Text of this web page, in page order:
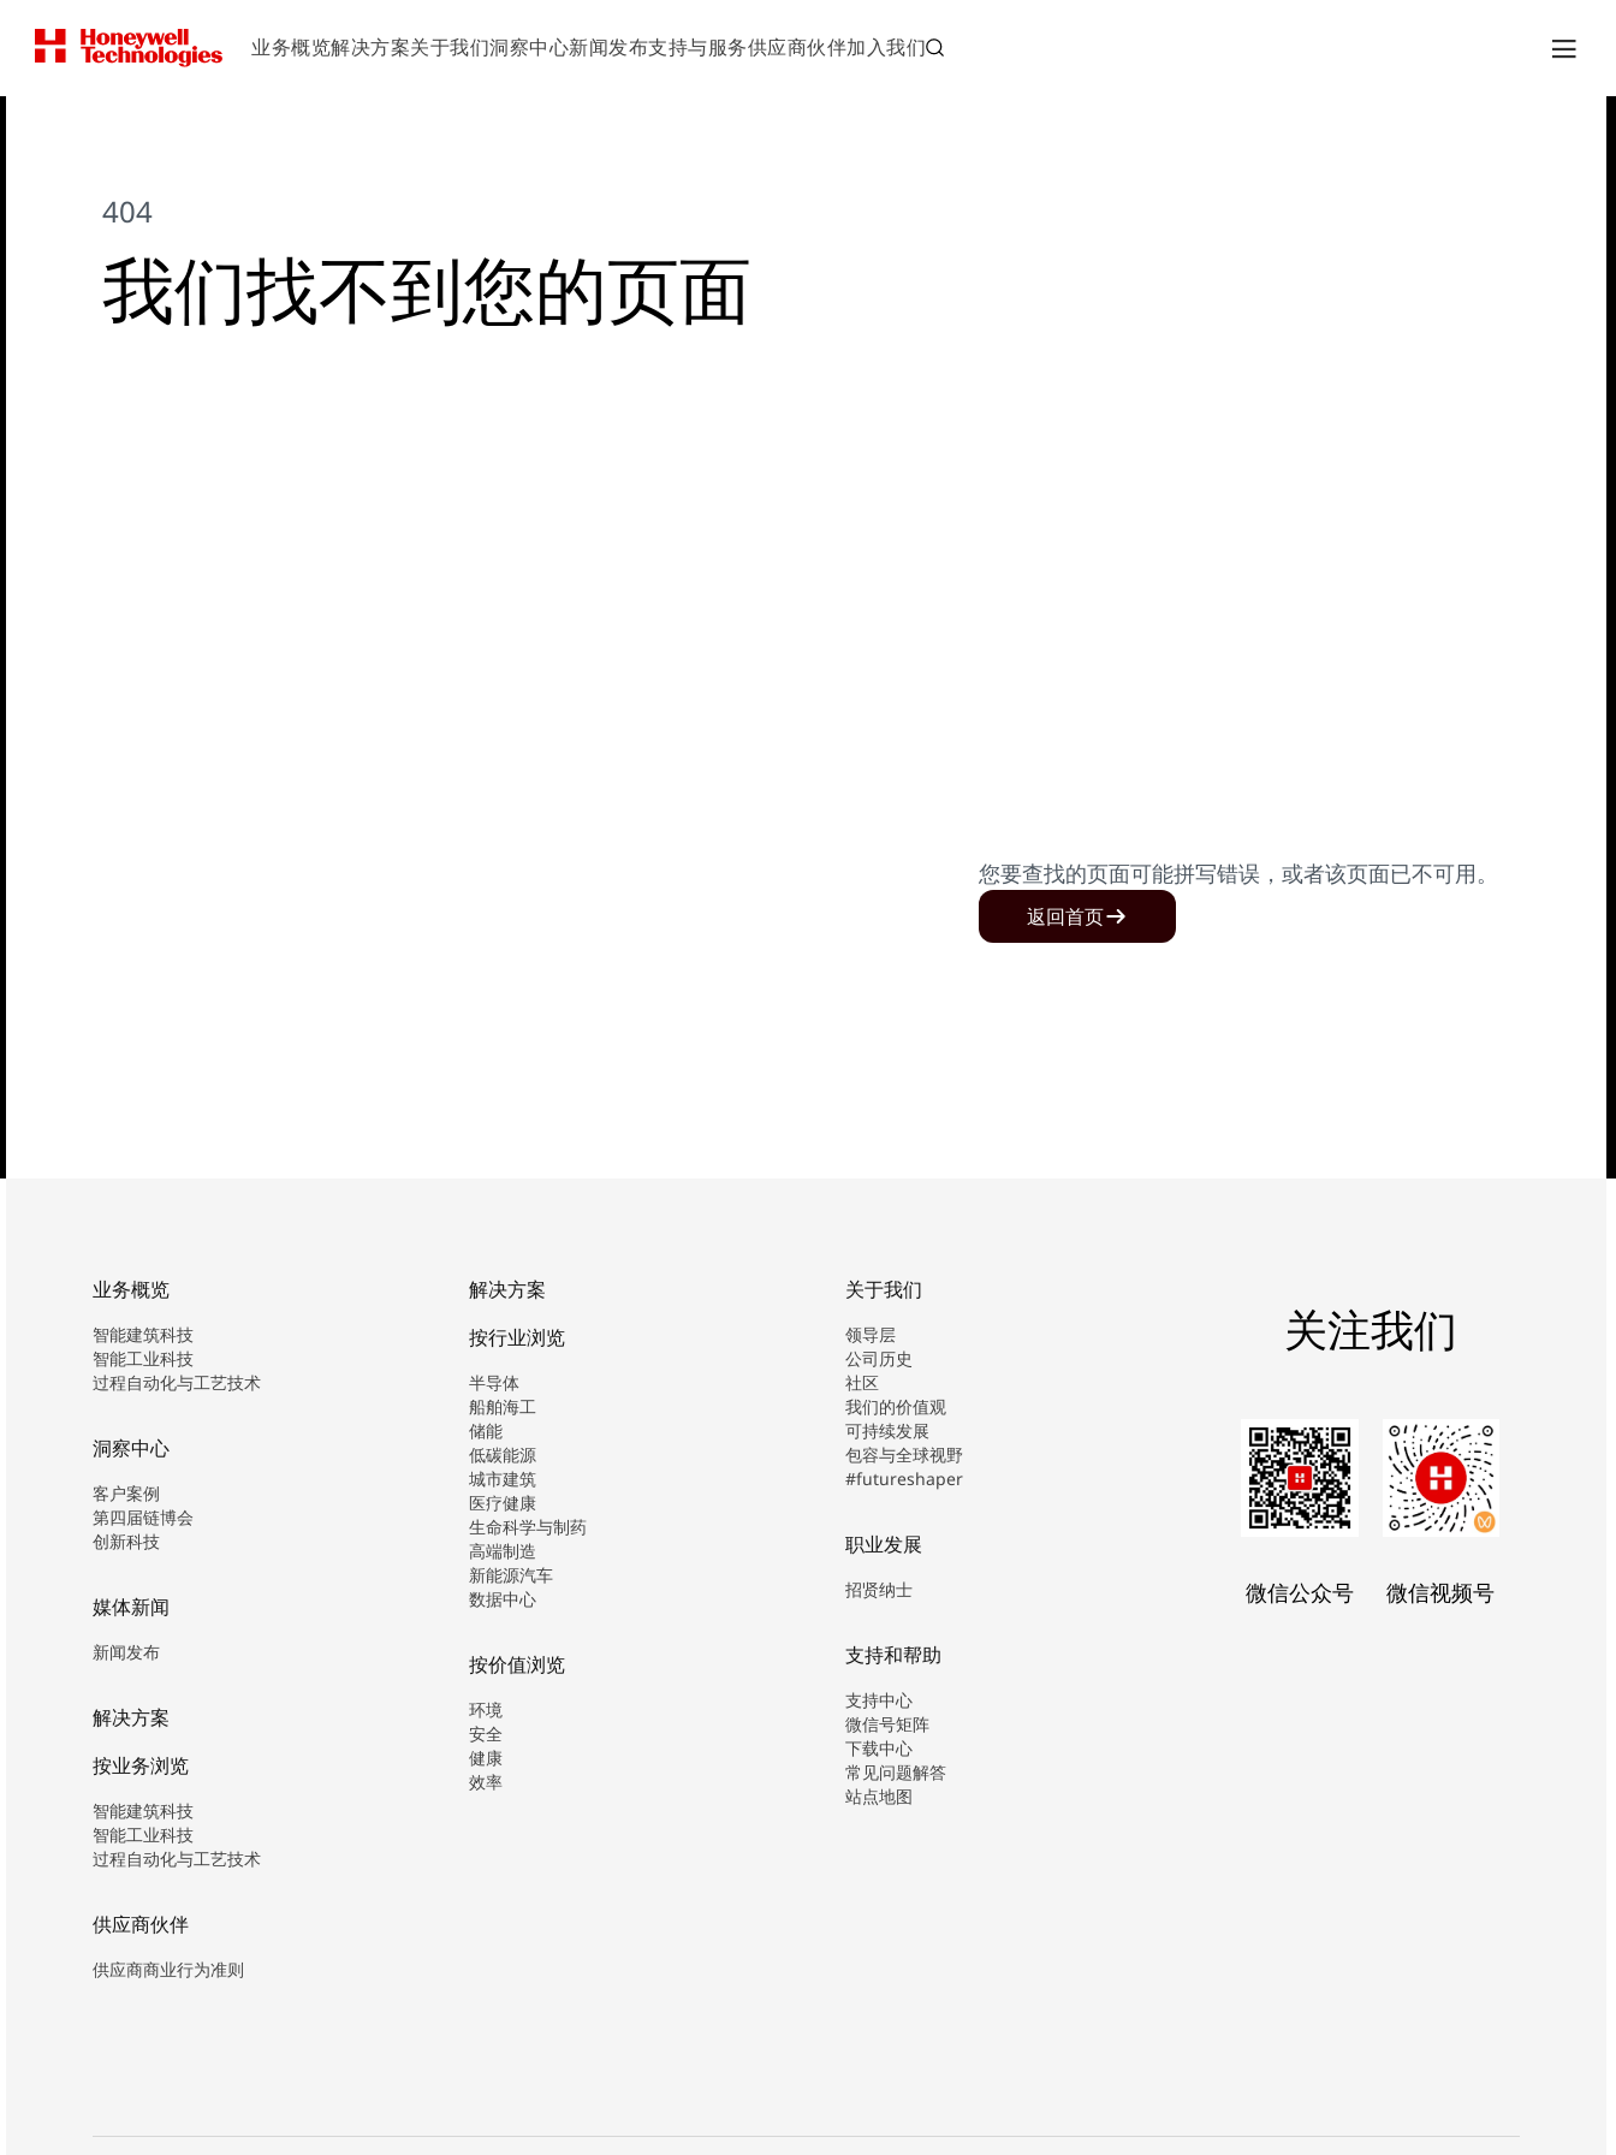
业务概览解决方案关于我们洞察中心新闻发布支持与服务供应商伙伴加入我们
404
我们找不到您的页面
您要查找的页面可能拼写错误，或者该页面已不可用。
返回首页
业务概览
智能建筑科技
智能工业科技
过程自动化与工艺技术
洞察中心
客户案例
第四届链博会
创新科技
媒体新闻
新闻发布
解决方案
按业务浏览
智能建筑科技
智能工业科技
过程自动化与工艺技术
供应商伙伴
供应商商业行为准则
解决方案
按行业浏览
半导体
船舶海工
储能
低碳能源
城市建筑
医疗健康
生命科学与制药
高端制造
新能源汽车
数据中心
按价值浏览
环境
安全
健康
效率
关于我们
领导层
公司历史
社区
我们的价值观
可持续发展
包容与全球视野
#futureshaper
职业发展
招贤纳士
支持和帮助
支持中心
微信号矩阵
下载中心
常见问题解答
站点地图
关注我们
微信公众号 微信视频号